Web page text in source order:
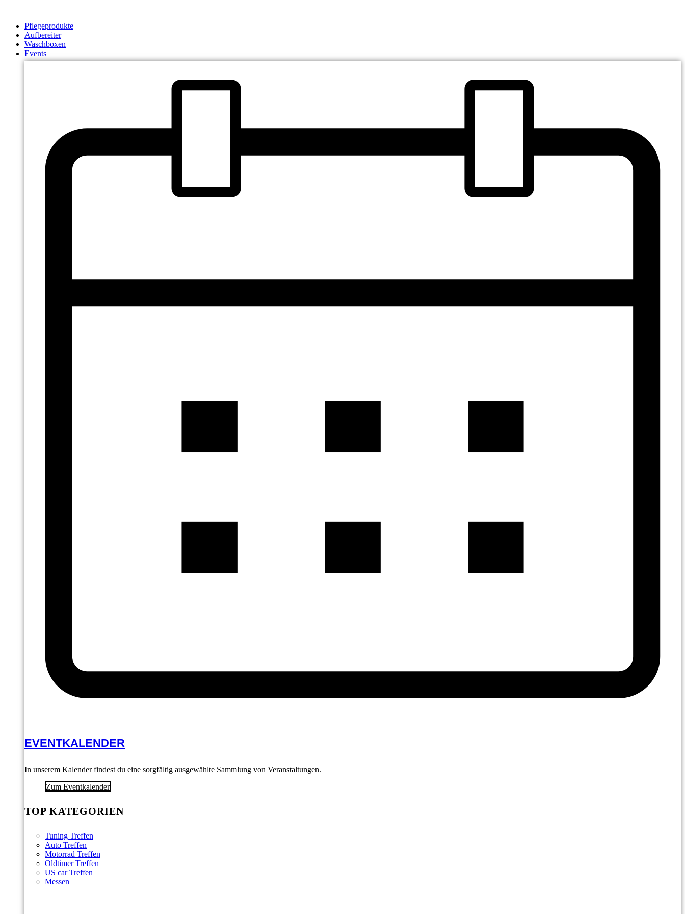
springenPflegeprodukte
Aufbereiter
Waschboxen
Events
EVENTKALENDER
In unserem Kalender findest du eine sorgfältig ausgewählte Sammlung von Veranstaltungen.
Zum Eventkalender
TOP KATEGORIEN
Tuning Treffen
Auto Treffen
Motorrad Treffen
Oldtimer Treffen
US car Treffen
Messen